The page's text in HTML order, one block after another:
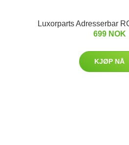
Luxorparts Adresserbar
699 NOK
KJØP NÅ